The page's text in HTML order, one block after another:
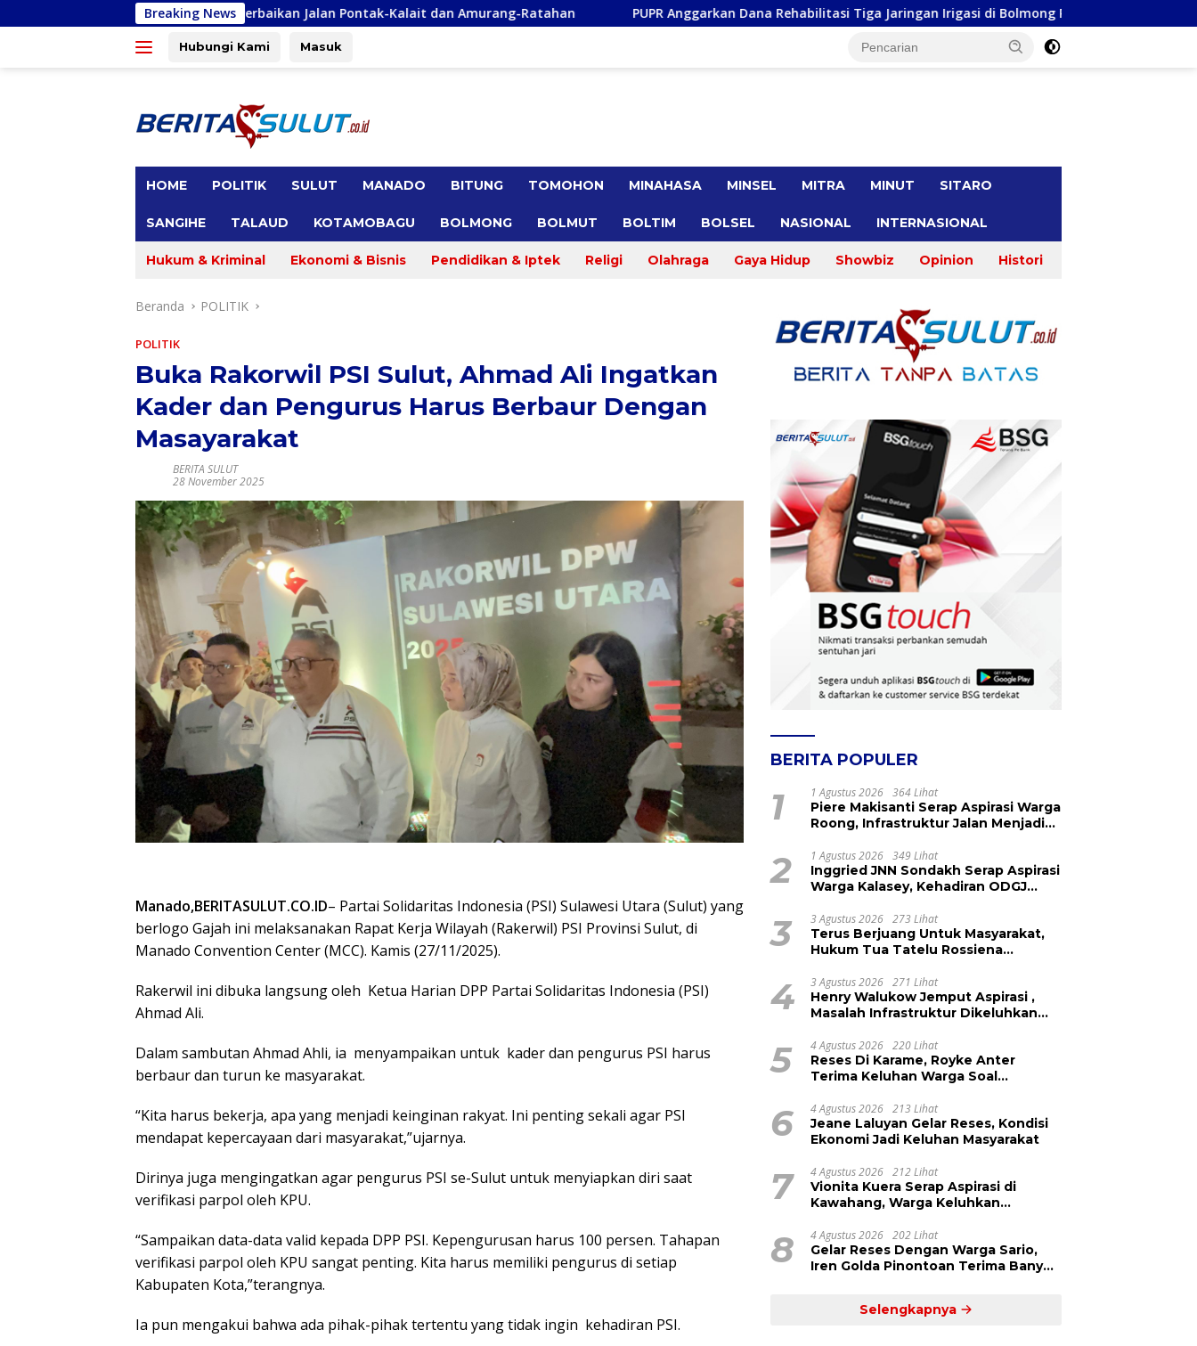
ke
Breaking News
Perbaikan Jalan Pontak-Kalait dan Amurang-Ratahan PUPR Anggarkan Dana Rehabilitasi Tiga Jaringan Irigasi di Bolmong Raya, Haslinda Rotinsulu Siap Kawal
Hubungi Kami Masuk
HOME POLITIK SULUT MANADO BITUNG TOMOHON MINAHASA MINSEL MITRA MINUT SITARO
SANGIHE TALAUD KOTAMOBAGU BOLMONG BOLMUT BOLTIM BOLSEL NASIONAL INTERNASIONAL
Hukum & Kriminal Ekonomi & Bisnis Pendidikan & Iptek Religi Olahraga Gaya Hidup Showbiz Opinion Histori
Beranda POLITIK
POLITIK
Buka Rakorwil PSI Sulut, Ahmad Ali Ingatkan
Kader dan Pengurus Harus Berbaur Dengan
Masayarakat
BERITA SULUT
28 November 2025
Manado,BERITASULUT.CO.ID– Partai Solidaritas Indonesia (PSI) Sulawesi Utara (Sulut) yang
berlogo Gajah ini melaksanakan Rapat Kerja Wilayah (Rakerwil) PSI Provinsi Sulut, di
Manado Convention Center (MCC). Kamis (27/11/2025).
Rakerwil ini dibuka langsung oleh Ketua Harian DPP Partai Solidaritas Indonesia (PSI)
Ahmad Ali.
Dalam sambutan Ahmad Ahli, ia menyampaikan untuk kader dan pengurus PSI harus
berbaur dan turun ke masyarakat.
“Kita harus bekerja, apa yang menjadi keinginan rakyat. Ini penting sekali agar PSI
mendapat kepercayaan dari masyarakat,”ujarnya.
Dirinya juga mengingatkan agar pengurus PSI se-Sulut untuk menyiapkan diri saat
verifikasi parpol oleh KPU.
“Sampaikan data-data valid kepada DPP PSI. Kepengurusan harus 100 persen. Tahapan
verifikasi parpol oleh KPU sangat penting. Kita harus memiliki pengurus di setiap
Kabupaten Kota,”terangnya.
Ia pun mengakui bahwa ada pihak-pihak tertentu yang tidak ingin kehadiran PSI.
BERITA POPULER
1 1 Agustus 2026 364 Lihat
Piere Makisanti Serap Aspirasi Warga
Roong, Infrastruktur Jalan Menjadi
2 1 Agustus 2026 349 Lihat
Inggried JNN Sondakh Serap Aspirasi
Warga Kalasey, Kehadiran ODGJ
3 3 Agustus 2026 273 Lihat
Terus Berjuang Untuk Masyarakat,
Hukum Tua Tatelu Rossiena
Kinerja Anggota DPRD Henry
Walukow
4 3 Agustus 2026 271 Lihat
Henry Walukow Jemput Aspirasi ,
Masalah Infrastruktur Dikeluhkan
5 4 Agustus 2026 220 Lihat
Reses Di Karame, Royke Anter
Terima Keluhan Warga Soal
6 4 Agustus 2026 213 Lihat
Jeane Laluyan Gelar Reses, Kondisi
Ekonomi Jadi Keluhan Masyarakat
7 4 Agustus 2026 212 Lihat
Vionita Kuera Serap Aspirasi di
Kawahang, Warga Keluhkan
8 4 Agustus 2026 202 Lihat
Gelar Reses Dengan Warga Sario,
Iren Golda Pinontoan Terima Banyak
Selengkapnya